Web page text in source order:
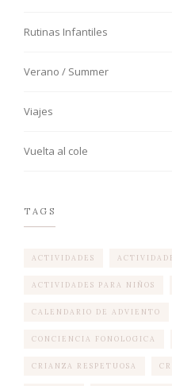
Rutinas Infantiles
Verano / Summer
Viajes
Vuelta al cole
TAGS
ACTIVIDADES
ACTIVIDADES PARA NIÑOS
CALENDARIO DE ADVIENTO
CONCIENCIA FONOLOGICA
CRIANZA RESPETUOSA